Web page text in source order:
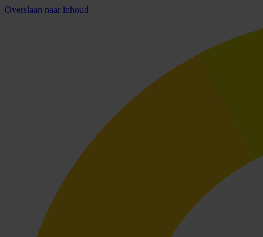
Overslaan naar inhoud